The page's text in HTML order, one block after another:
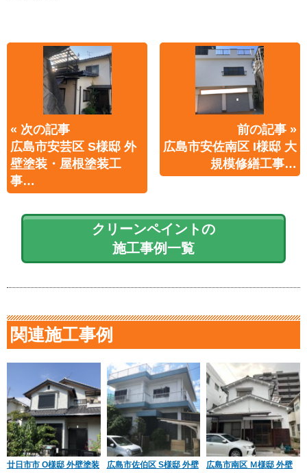
« 次の記事
広島市安芸区 S様邸 外
壁塗装・屋根塗装工
事…
前の記事 »
広島市安佐南区 I様邸 大
規模修繕工事…
クリーンペイントの
施工事例一覧
関連施工事例
廿日市市 O様邸 外壁塗装 広島市佐伯区 S様邸 外壁 広島市南区 Ｍ様邸 外壁